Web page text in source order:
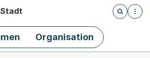
Öffnet
Organisation